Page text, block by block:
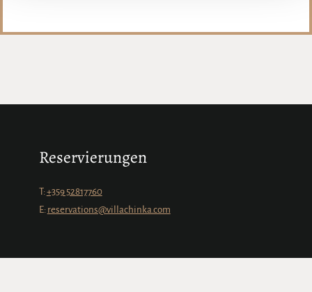
Reservierungen
T:+359 52817760
E: reservations@villachinka.com